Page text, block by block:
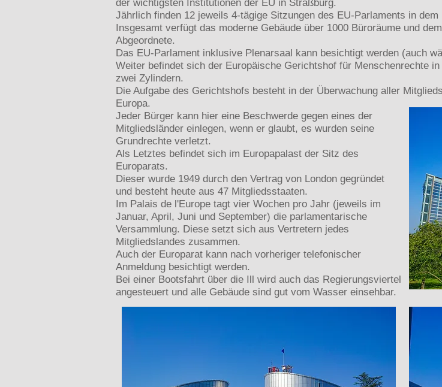
der wichtigsten Institutionen der EU in Straßburg.
Jährlich finden 12 jeweils 4-tägige Sitzungen des EU-Parlaments in
Insgesamt verfügt das moderne Gebäude über 1000 Büroräume und
Abgeordnete.
Das EU-Parlament inklusive Plenarsaal kann besichtigt werden (auch
Weiter befindet sich der Europäische Gerichtshof für Menschenrechte
zwei Zylindern.
Die Aufgabe des Gerichtshofs besteht in der Überwachung aller
Europa.
Jeder Bürger kann hier eine Beschwerde gegen eines der
Mitgliedsländer einlegen, wenn er glaubt, es wurden seine
Grundrechte verletzt.
Als Letztes befindet sich im Europapalast der Sitz des
Europarats.
Dieser wurde 1949 durch den Vertrag von London gegründet
und besteht heute aus 47 Mitgliedsstaaten.
Im Palais de l'Europe tagt vier Wochen pro Jahr (jeweils im
Januar, April, Juni und September) die parlamentarische
Versammlung. Diese setzt sich aus Vertretern jedes
Mitgliedslandes zusammen.
Auch der Europarat kann nach vorheriger telefonischer
Anmeldung besichtigt werden.
Bei einer Bootsfahrt über die Ill wird auch das Regierungsviertel
angesteuert und alle Gebäude sind gut vom Wasser einsehbar.